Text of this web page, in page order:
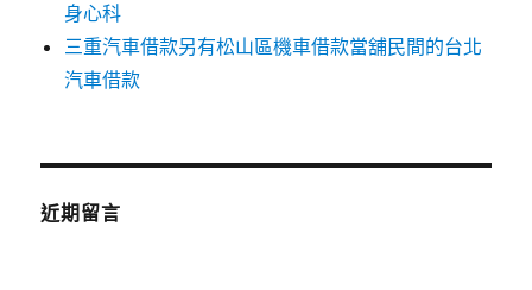
身心科
三重汽車借款另有松山區機車借款當舖民間的台北
汽車借款
近期留言